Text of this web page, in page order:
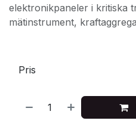
elektronikpaneler i kritiska
mätinstrument,
Pris